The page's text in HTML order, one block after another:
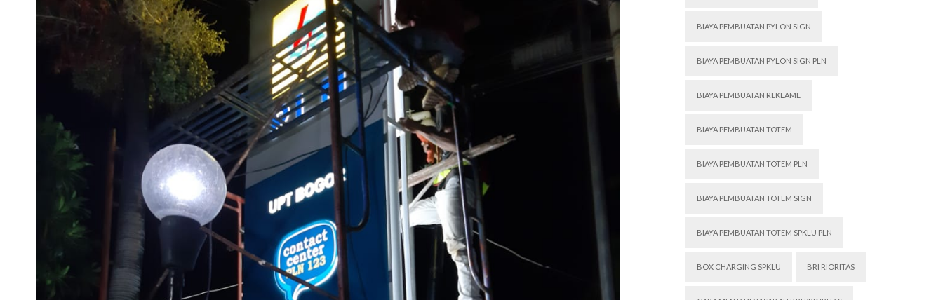
BIAYA PEMBUATAN PYLON SIGN
BIAYA PEMBUATAN PYLON SIGN PLN
BIAYA PEMBUATAN REKLAME
BIAYA PEMBUATAN TOTEM
BIAYA PEMBUATAN TOTEM PLN
BIAYA PEMBUATAN TOTEM SIGN
BIAYA PEMBUATAN TOTEM SPKLU PLN
BOX CHARGING SPKLU BRI RIORITAS